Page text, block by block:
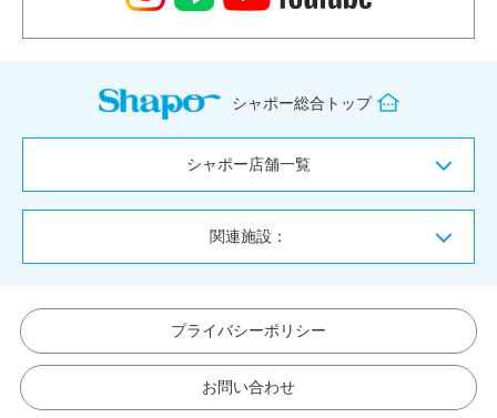
シャポー総合トップ
シャポー店舗一覧
関連施設：
プライバシーポリシー
お問い合わせ